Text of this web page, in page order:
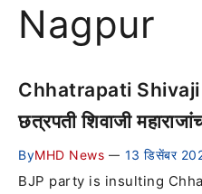
Nagpur
Chhatrapati Shivaji
छत्रपती शिवाजी
ByMHD News — 13 डिसेंबर
BJP party is insulting